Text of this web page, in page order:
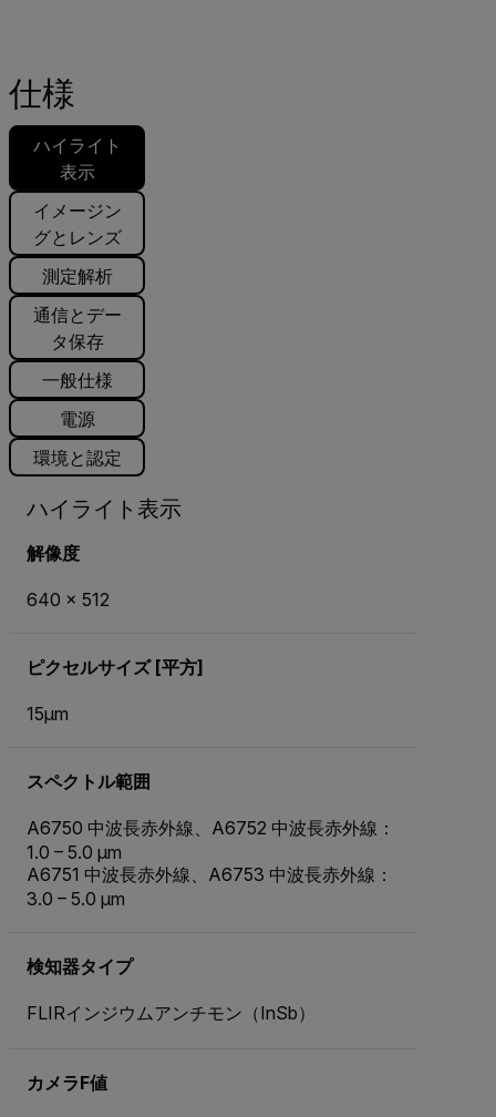
仕様
ハイライト
表示
イメージン
グとレンズ
測定解析
通信とデー
タ保存
一般仕様
電源
環境と認定
ハイライト表示
解像度
640 × 512
ピクセルサイズ [平方]
15µm
スペクトル範囲
A6750 中波長赤外線、A6752 中波長赤外線：
1.0 – 5.0 µm
A6751 中波長赤外線、A6753 中波長赤外線：
3.0 – 5.0 µm
検知器タイプ
FLIRインジウムアンチモン（InSb）
カメラF値